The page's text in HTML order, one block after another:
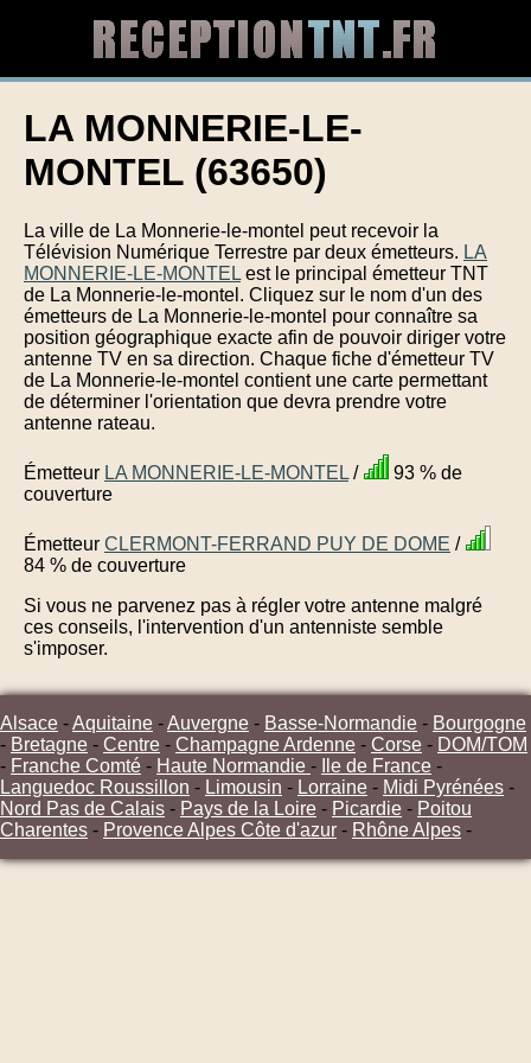
LA MONNERIE-LE-
MONTEL (63650)
La ville de La Monnerie-le-montel peut recevoir la
Télévision Numérique Terrestre par deux émetteurs. LA
MONNERIE-LE-MONTEL est le principal émetteur TNT
de La Monnerie-le-montel. Cliquez sur le nom d'un des
émetteurs de La Monnerie-le-montel pour connaître sa
position géographique exacte afin de pouvoir diriger votre
antenne TV en sa direction. Chaque fiche d'émetteur TV
de La Monnerie-le-montel contient une carte permettant
de déterminer l'orientation que devra prendre votre
antenne rateau.
Émetteur LA MONNERIE-LE-MONTEL /
93 % de
couverture
Émetteur CLERMONT-FERRAND PUY DE DOME /
84 % de couverture
Si vous ne parvenez pas à régler votre antenne malgré
ces conseils, l'intervention d'un antenniste semble
s'imposer.
Alsace -Aquitaine -Auvergne - Basse-Normandie - Bourgogne
- Bretagne - Centre - Champagne Ardenne - Corse - DOM/TOM
- Franche Comté - Haute Normandie - Ile de France -
Languedoc Roussillon - Limousin - Lorraine - Midi Pyrénées -
Nord Pas de Calais - Pays de la Loire - Picardie - Poitou
Charentes - Provence Alpes Côte d'azur - Rhône Alpes -